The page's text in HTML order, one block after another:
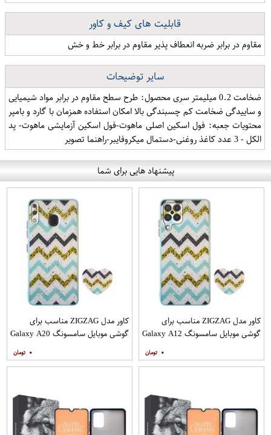
قابلیت های کیف و کاور
مقاوم در برابر ضربه انعطاف پذیر مقاوم در برابر خط و خش
سایر توضیحات
ضخامت 0.2 میلیمتر سری محصول: طرح سطح مقاوم در برابر مواد شیمیایی
و ساییدگی ضخامت کم چسبندگی بالا امكان استفاده همزمان با گارد و بامپر
محتویات جعبه: فول اسکین اصلی ماهوت-فول اسکین آزمایشی ماهوت- پد
الکل - 3 عدد کاغذ روغنی-دستمال میکروفایبر-راهنما تصویر
پیشنهاد هایی برای شما
کاور مدل ZIGZAG مناسب برای
گوشی موبایل سامسونگ Galaxy A12
۰
کاور مدل ZIGZAG مناسب برای
گوشی موبایل سامسونگ Galaxy A20
۰